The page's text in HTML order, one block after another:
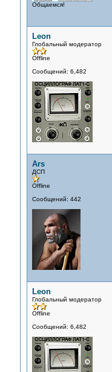
Общаемся!
Leon
Глобальный модератор
Offline
Сообщений: 6,482
Ars
ДСП
Offline
Сообщений: 442
Leon
Глобальный модератор
Offline
Сообщений: 6,482